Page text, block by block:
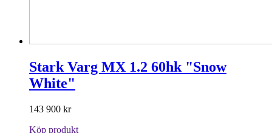
Stark Varg MX 1.2 60hk "Snow
White"
143 900 kr
Köp produkt